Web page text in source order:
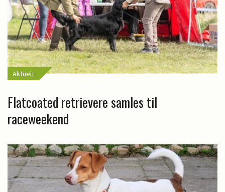
Aktuelt
Flatcoated retrievere samles til
raceweekend